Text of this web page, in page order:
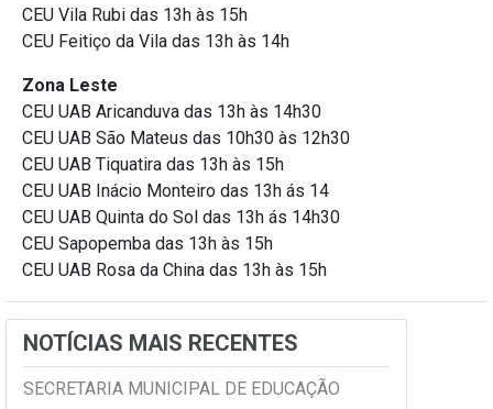
CEU Vila Rubi das 13h às 15h
CEU Feitiço da Vila das 13h às 14h
Zona Leste
CEU UAB Aricanduva das 13h às 14h30
CEU UAB São Mateus das 10h30 às 12h30
CEU UAB Tiquatira das 13h às 15h
CEU UAB Inácio Monteiro das 13h ás 14
CEU UAB Quinta do Sol das 13h ás 14h30
CEU Sapopemba das 13h às 15h
CEU UAB Rosa da China das 13h às 15h
NOTÍCIAS MAIS RECENTES
SECRETARIA MUNICIPAL DE EDUCAÇÃO